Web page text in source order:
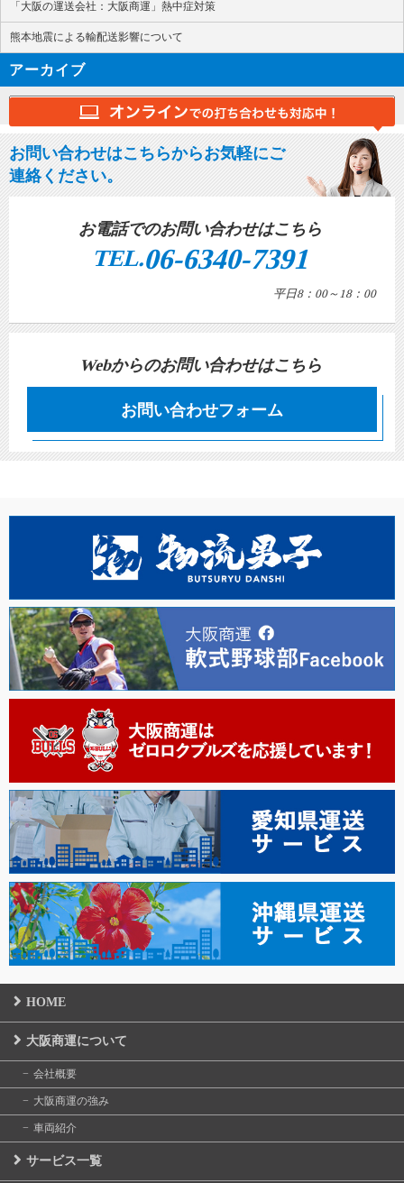
「大阪の運送会社：大阪商運」熱中症対策
熊本地震による輸配送影響について
アーカイブ
お問い合わせはこちらからお気軽にご
連絡ください。
お電話でのお問い合わせはこちら
TEL.06-6340-7391
平日8：00～18：00
Webからのお問い合わせはこちら
お問い合わせフォーム
HOME
大阪商運について
会社概要
大阪商運の強み
車両紹介
サービス一覧